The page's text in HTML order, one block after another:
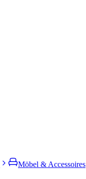
Möbel & Accessoires